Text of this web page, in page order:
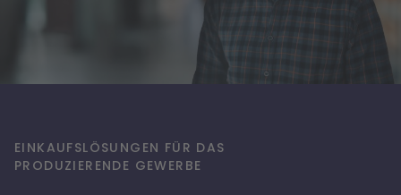
EINKAUFSLÖSUNGEN FÜR DAS
PRODUZIERENDE GEWERBE